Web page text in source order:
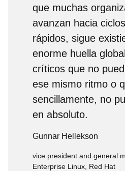
que muchas
avanzan hacia
rápidos, sigue
enorme huella
críticos que no
ese mismo ritmo o
sencillamente, no
en absoluto.
Gunnar Hellekson
vice president and general
Enterprise Linux, Red Hat